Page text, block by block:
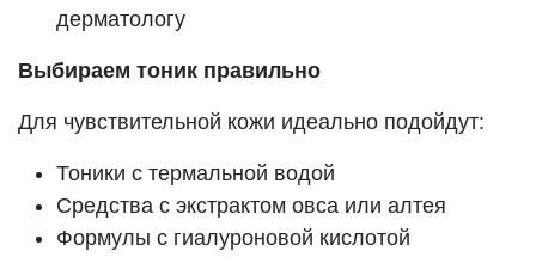
дерматологу
Выбираем тоник правильно
Для чувствительной кожи идеально подойдут:
Тоники с термальной водой
Средства с экстрактом овса или алтея
Формулы с гиалуроновой кислотой